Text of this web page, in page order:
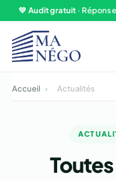
Aller au contenu
💚 Audit gratuit ·
Accueil › Actualités